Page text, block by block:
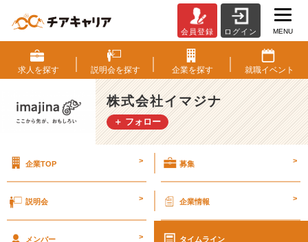
り
が
た
い
な
ぁ」
口
式
会員登録 ログイン MENU
求人を探す 説明会を探す 企業を探す 就職イベント
株式会社イマジナ
＋ フォロー
企業TOP > 募集 >
説明会 > 企業情報 >
メンバー > タイムライン